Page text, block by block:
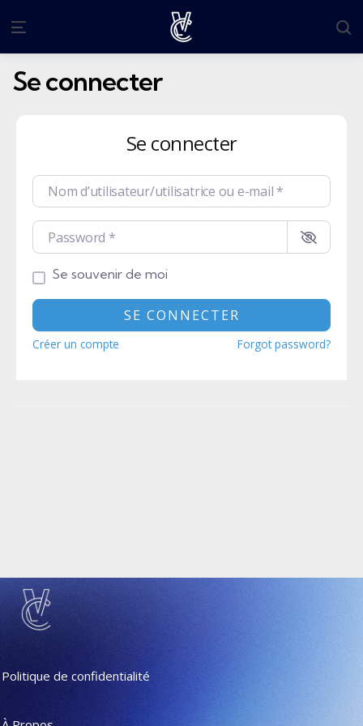
Se connecter
Se connecter
Nom d’utilisateur/utilisatrice ou e-mail
Password
Se souvenir de moi
SE CONNECTER
Créer un compte Forgot password?
Politique de confidentialité